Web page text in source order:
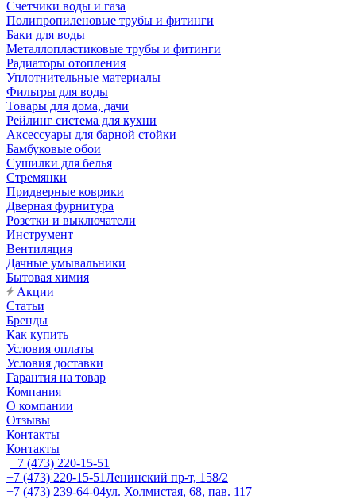
Счетчики воды и газа
Полипропиленовые трубы и фитинги
Баки для воды
Металлопластиковые трубы и фитинги
Радиаторы отопления
Уплотнительные материалы
Фильтры для воды
Товары для дома, дачи
Рейлинг система для кухни
Аксессуары для барной стойки
Бамбуковые обои
Сушилки для белья
Стремянки
Придверные коврики
Дверная фурнитура
Розетки и выключатели
Инструмент
Вентиляция
Дачные умывальники
Бытовая химия
Акции
Статьи
Бренды
Как купить
Условия оплаты
Условия доставки
Гарантия на товар
Компания
О компании
Отзывы
Контакты
Контакты
+7 (473) 220-15-51
+7 (473) 220-15-51Ленинский пр-т, 158/2
+7 (473) 239-64-04ул. Холмистая, 68, пав. 117